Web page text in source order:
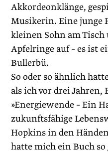
Akkordeonklänge,
Musikerin. Eine junge
kleinen Sohn am
Apfelringe auf – es ist
Bullerbü.
So oder so ähnlich
als ich vor drei Jahren,
»Energiewende – Ein
zukunftsfähige
Hopkins in den
hatte mich ein Buch so